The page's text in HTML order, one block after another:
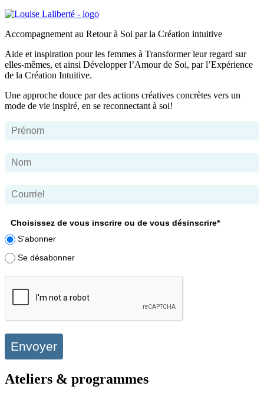
Accompagnement au Retour à Soi par la Création intuitive
Aide et inspiration pour les femmes à Transformer leur regard sur
elles-mêmes, et ainsi Développer l’Amour de Soi, par l’Expérience
de la Création Intuitive.
Une approche douce par des actions créatives concrètes vers un
mode de vie inspiré, en se reconnectant à soi!
Choisissez de vous inscrire ou de vous désinscrire*
S'abonner
Se désabonner
Envoyer
Ateliers & programmes